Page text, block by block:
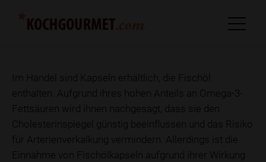
Im Handel sind Kapseln erhältlich, die Fischöl
enthalten. Aufgrund ihres hohen Anteils an Omega-3-
Fettsäuren wird ihnen nachgesagt, dass sie den
Cholesterinspiegel günstig beeinflussen und das Risiko
für Arterienverkalkung vermindern. Allerdings ist die
Einnahme von Fischölkapseln aufgrund ihrer Wirkung